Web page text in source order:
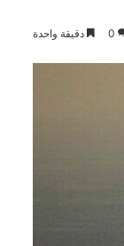
0 دقيقة واحدة